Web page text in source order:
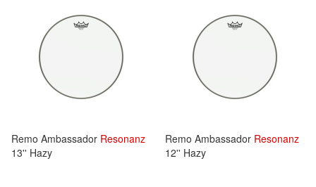
Remo Ambassador Resonanz
13'' Hazy
Remo Ambassador Resonanz
12'' Hazy